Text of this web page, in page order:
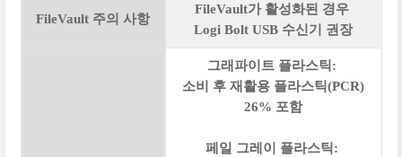
FileVault 주의 사항
FileVault가 활성화된 경우
Logi Bolt USB 수신기 권장
그래파이트 플라스틱:
소비 후 재활용 플라스틱(PCR)
26% 포함
페일 그레이 플라스틱: